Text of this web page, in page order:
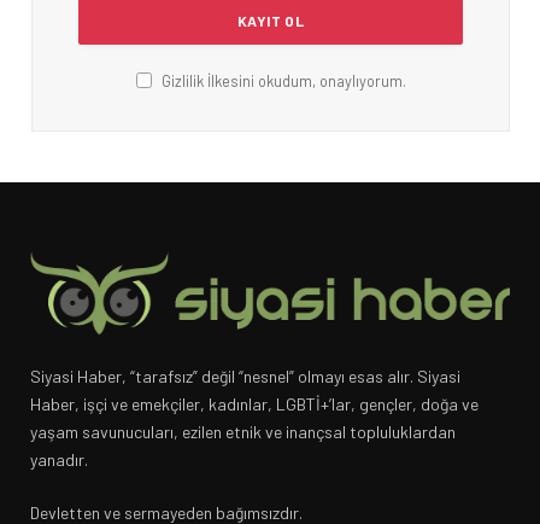
Gizlilik İlkesini okudum, onaylıyorum.
Siyasi Haber, “tarafsız” değil “nesnel” olmayı esas alır. Siyasi
Haber, işçi ve emekçiler, kadınlar, LGBTİ+’lar, gençler, doğa ve
yaşam savunucuları, ezilen etnik ve inançsal topluluklardan
yanadır.
Devletten ve sermayeden bağımsızdır.